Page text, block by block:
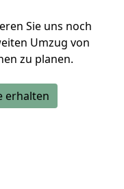
Sie uns noch
Umzug von
zu planen.
erhalten